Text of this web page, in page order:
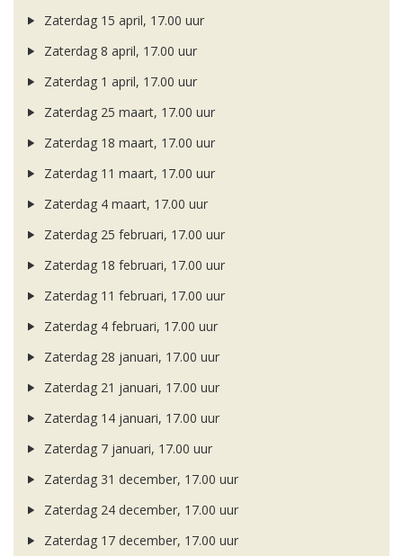
Zaterdag 15 april, 17.00 uur
Zaterdag 8 april, 17.00 uur
Zaterdag 1 april, 17.00 uur
Zaterdag 25 maart, 17.00 uur
Zaterdag 18 maart, 17.00 uur
Zaterdag 11 maart, 17.00 uur
Zaterdag 4 maart, 17.00 uur
Zaterdag 25 februari, 17.00 uur
Zaterdag 18 februari, 17.00 uur
Zaterdag 11 februari, 17.00 uur
Zaterdag 4 februari, 17.00 uur
Zaterdag 28 januari, 17.00 uur
Zaterdag 21 januari, 17.00 uur
Zaterdag 14 januari, 17.00 uur
Zaterdag 7 januari, 17.00 uur
Zaterdag 31 december, 17.00 uur
Zaterdag 24 december, 17.00 uur
Zaterdag 17 december, 17.00 uur